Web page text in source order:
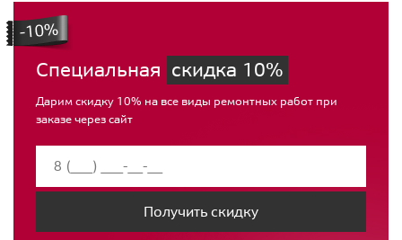
Специальная скидка 10%
Дарим скидку 10% на все виды ремонтных работ при
заказе через сайт
Получить скидку